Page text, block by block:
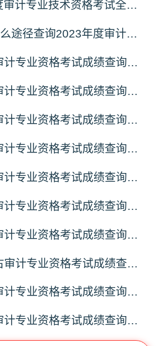
广东省2023年度审计专业技术资格考试全科成绩合格人员名单公示
考生应该通过什么途径查询2023年度审计专业技术资格考试成绩？
2023年度兵团审计专业资格考试成绩查询时间：12月5日起
2023年度广西审计专业资格考试成绩查询时间：12月5日起
2023年度西藏审计专业资格考试成绩查询时间：12月5日起
2023年度山东审计专业资格考试成绩查询时间：12月5日起
2023年度新疆审计专业资格考试成绩查询时间：12月5日起
2023年度山西审计专业资格考试成绩查询时间：12月5日起
2023年度甘肃审计专业资格考试成绩查询时间：12月5日起
2023年度内蒙古审计专业资格考试成绩查询时间：12月5日起
2023年度重庆审计专业资格考试成绩查询时间：12月5日起
2023年度江西审计专业资格考试成绩查询时间：12月5日起